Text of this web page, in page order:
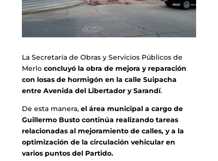
La Secretaría de Obras y Servicios Públicos de
Merlo concluyó la obra de mejora y reparación
con losas de hormigón en la calle Suipacha
entre Avenida del Libertador y Sarandí.
De esta manera, el área municipal a cargo de
Guillermo Busto continúa realizando tareas
relacionadas al mejoramiento de calles, y a la
optimización de la circulación vehicular en
varios puntos del Partido.